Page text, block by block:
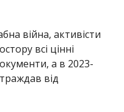
війна, активісти
всі цінні
а в 2023-
від